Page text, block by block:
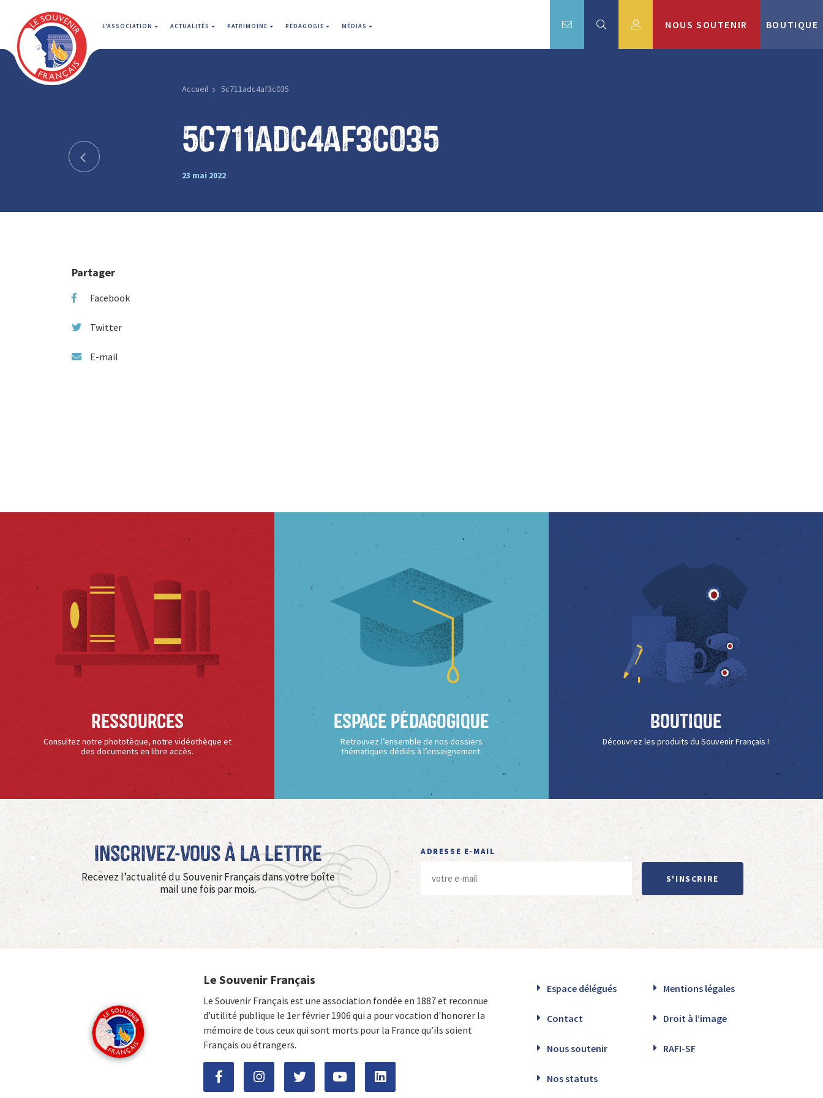
L'ASSOCIATION ACTUALITÉS PATRIMOINE PÉDAGOGIE MÉDIAS NOUS SOUTENIR BOUTIQUE
Accueil 5c711adc4af3c035
5c711adc4af3c035
23 mai 2022
Partager
Facebook
Twitter
E-mail
Ressources
Consultez notre phototèque, notre vidéothèque et
des documents en libre accès.
Espace Pédagogique
Retrouvez l’ensemble de nos dossiers
thématiques dédiés à l’enseignement.
Boutique
Découvrez les produits du Souvenir Français !
Inscrivez-vous à La Lettre
Recevez l’actualité du Souvenir Français dans votre boîte
mail une fois par mois.
ADRESSE E-MAIL
S'INSCRIRE
Le Souvenir Français
Le Souvenir Français est une association fondée en 1887 et reconnue
d’utilité publique le 1er février 1906 qui a pour vocation d'honorer la
mémoire de tous ceux qui sont morts pour la France qu’ils soient
Français ou étrangers.
Espace délégués Mentions légales
Contact Droit à l’image
Nous soutenir RAFI-SF
Nos statuts